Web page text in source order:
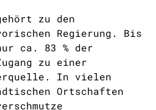
zu den
Regierung. Bis
ca. 83 % der
zu einer
In vielen
Ortschaften